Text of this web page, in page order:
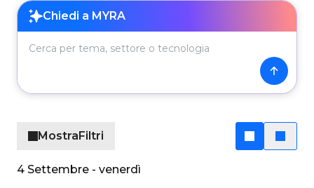
Chiedi a MYRA
Cerca per tema, settore o tecnologia
MostraFiltri
4 Settembre - venerdì